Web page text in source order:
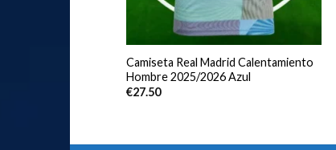
Camiseta Real Madrid Calentamiento
Hombre 2025/2026 Azul
€27.50